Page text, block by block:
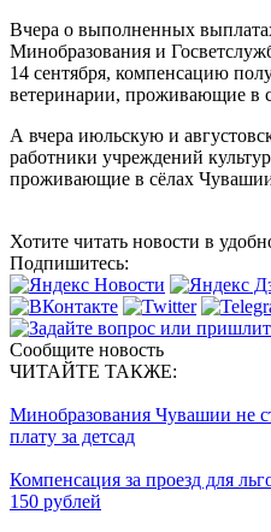
Вчера о выполненных
Минобразования и
14 сентября, компенсацию
ветеринарии, проживающие в
А вчера июльскую и
работники учреждений
проживающие в сёлах
Хотите читать новости в
Подпишитесь:
Сообщите новость
ЧИТАЙТЕ ТАКЖЕ:
Минобразования Чувашии не
плату за детсад
Компенсация за проезд для
150 рублей